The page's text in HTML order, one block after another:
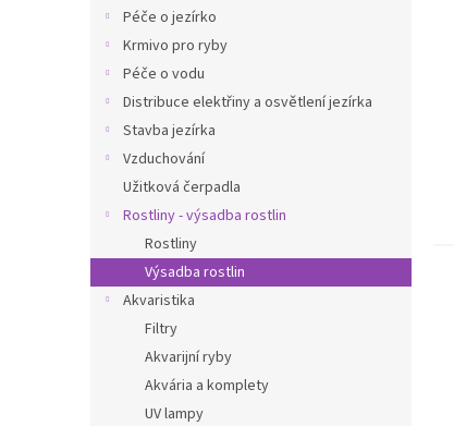
Péče o jezírko
Krmivo pro ryby
Péče o vodu
Distribuce elektřiny a osvětlení jezírka
Stavba jezírka
Vzduchování
Užitková čerpadla
Rostliny - výsadba rostlin
Rostliny
Výsadba rostlin
Akvaristika
Filtry
Akvarijní ryby
Akvária a komplety
UV lampy